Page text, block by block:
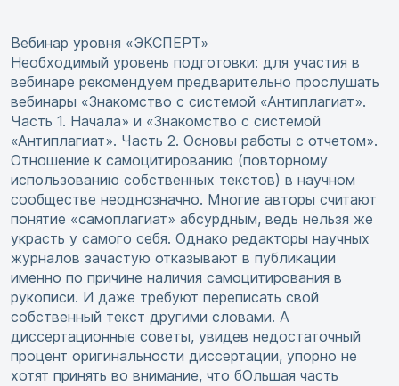
Вебинар уровня «ЭКСПЕРТ»
Необходимый уровень подготовки: для участия в
вебинаре рекомендуем предварительно прослушать
вебинары «Знакомство с системой «Антиплагиат».
Часть 1. Начала» и «Знакомство с системой
«Антиплагиат». Часть 2. Основы работы с отчетом».
Отношение к самоцитированию (повторному
использованию собственных текстов) в научном
сообществе неоднозначно. Многие авторы считают
понятие «самоплагиат» абсурдным, ведь нельзя же
украсть у самого себя. Однако редакторы научных
журналов зачастую отказывают в публикации
именно по причине наличия самоцитирования в
рукописи. И даже требуют переписать свой
собственный текст другими словами. А
диссертационные советы, увидев недостаточный
процент оригинальности диссертации, упорно не
хотят принять во внимание, что бОльшая часть